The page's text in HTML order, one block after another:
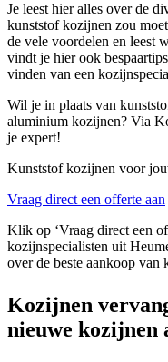
Je leest hier alles over de
kunststof kozijnen zou
de vele voordelen en leest
vindt je hier ook
vinden van een
Wil je in plaats van
aluminium kozijnen? Via
je expert!
Kunststof kozijnen voor
Vraag direct een offerte aan
Klik op ‘Vraag direct een
kozijnspecialisten uit
over de beste aankoop van
Kozijnen
nieuwe kozijnen